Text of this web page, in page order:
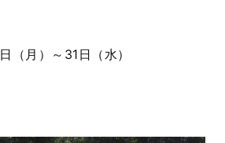
日（月）～ 31 日（水）